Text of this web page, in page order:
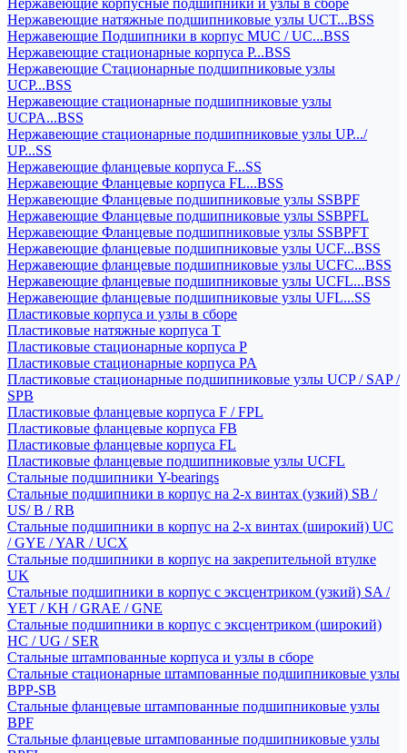
Нержавеющие корпусные подшипники и узлы в сборе
Нержавеющие натяжные подшипниковые узлы UCT...BSS
Нержавеющие Подшипники в корпус MUC / UC...BSS
Нержавеющие стационарные корпуса P...BSS
Нержавеющие Стационарные подшипниковые узлы
UCP...BSS
Нержавеющие стационарные подшипниковые узлы
UCPA...BSS
Нержавеющие стационарные подшипниковые узлы UP.../
UP...SS
Нержавеющие фланцевые корпуса F...SS
Нержавеющие Фланцевые корпуса FL...BSS
Нержавеющие Фланцевые подшипниковые узлы SSBPF
Нержавеющие Фланцевые подшипниковые узлы SSBPFL
Нержавеющие Фланцевые подшипниковые узлы SSBPFT
Нержавеющие фланцевые подшипниковые узлы UCF...BSS
Нержавеющие фланцевые подшипниковые узлы UCFC...BSS
Нержавеющие фланцевые подшипниковые узлы UCFL...BSS
Нержавеющие фланцевые подшипниковые узлы UFL...SS
Пластиковые корпуса и узлы в сборе
Пластиковые натяжные корпуса T
Пластиковые стационарные корпуса P
Пластиковые стационарные корпуса PA
Пластиковые стационарные подшипниковые узлы UCP / SAP /
SPB
Пластиковые фланцевые корпуса F / FPL
Пластиковые фланцевые корпуса FB
Пластиковые фланцевые корпуса FL
Пластиковые фланцевые подшипниковые узлы UCFL
Стальные подшипники Y-bearings
Стальные подшипники в корпус на 2-х винтах (узкий) SB /
US/ B / RB
Стальные подшипники в корпус на 2-х винтах (широкий) UC
/ GYE / YAR / UCX
Стальные подшипники в корпус на закрепительной втулке
UK
Стальные подшипники в корпус с эксцентриком (узкий) SA /
YET / KH / GRAE / GNE
Стальные подшипники в корпус с эксцентриком (широкий)
HC / UG / SER
Стальные штампованные корпуса и узлы в сборе
Стальные стационарные штампованные подшипниковые узлы
BPP-SB
Стальные фланцевые штампованные подшипниковые узлы
BPF
Стальные фланцевые штампованные подшипниковые узлы